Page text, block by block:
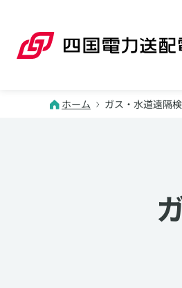
ホーム ガス・水道遠隔